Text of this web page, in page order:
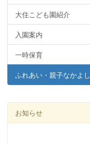
大住こども園紹介
入園案内
一時保育
ふれあい・親子なかよし
お知らせ